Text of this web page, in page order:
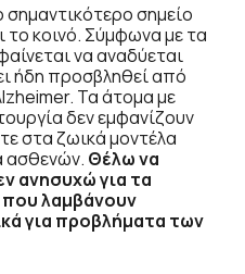
σημαντικότερο σημείο
το κοινό. Σύμφωνα με τα
να αναδύεται
ήδη προσβληθεί από
Τα άτομα με
δεν εμφανίζουν
στα ζωικά μοντέλα
ασθενών. Θέλω να
ανησυχώ για τα
λαμβάνουν
για προβλήματα των